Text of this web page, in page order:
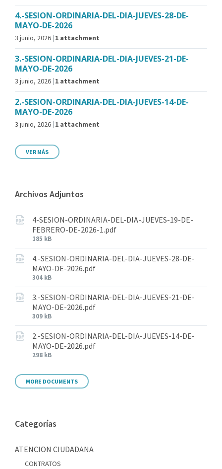
4.-SESION-ORDINARIA-DEL-DIA-JUEVES-28-DE-
MAYO-DE-2026
3 junio, 2026 1 attachment
3.-SESION-ORDINARIA-DEL-DIA-JUEVES-21-DE-
MAYO-DE-2026
3 junio, 2026 1 attachment
2.-SESION-ORDINARIA-DEL-DIA-JUEVES-14-DE-
MAYO-DE-2026
3 junio, 2026 1 attachment
VER MÁS
Archivos Adjuntos
4-SESION-ORDINARIA-DEL-DIA-JUEVES-19-DE-
FEBRERO-DE-2026-1.pdf
185 kB
4.-SESION-ORDINARIA-DEL-DIA-JUEVES-28-DE-
MAYO-DE-2026.pdf
304 kB
3.-SESION-ORDINARIA-DEL-DIA-JUEVES-21-DE-
MAYO-DE-2026.pdf
309 kB
2.-SESION-ORDINARIA-DEL-DIA-JUEVES-14-DE-
MAYO-DE-2026.pdf
298 kB
MORE DOCUMENTS
Categorías
ATENCION CIUDADANA
CONTRATOS